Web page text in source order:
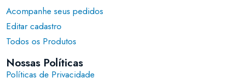
Acompanhe seus pedidos
Editar cadastro
Todos os Produtos
Nossas Políticas
Políticas de Privacidade